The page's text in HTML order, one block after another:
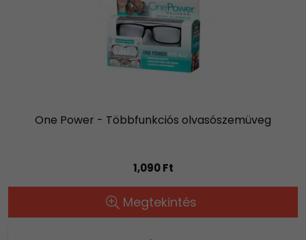
One Power - Többfunkciós olvasószemüveg
1,090 Ft
Megtekintés